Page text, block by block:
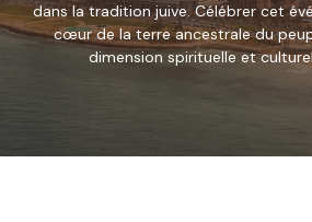
dans la tradition juive. Célébrer cet
cœur de la terre ancestrale du
dimension spirituelle et